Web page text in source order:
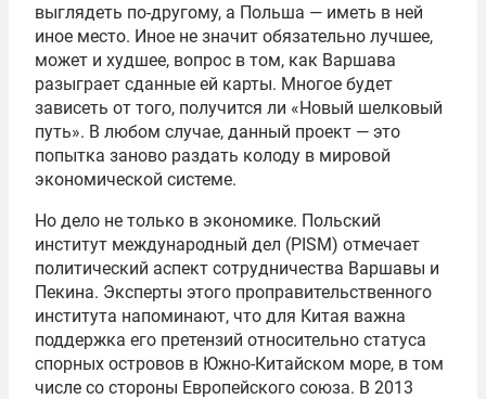
выглядеть по-другому, а Польша — иметь в ней
иное место. Иное не значит обязательно лучшее,
может и худшее, вопрос в том, как Варшава
разыграет сданные ей карты. Многое будет
зависеть от того, получится ли «Новый шелковый
путь». В любом случае, данный проект — это
попытка заново раздать колоду в мировой
экономической системе.
Но дело не только в экономике. Польский
институт международный дел (PISM) отмечает
политический аспект сотрудничества Варшавы и
Пекина. Эксперты этого проправительственного
института напоминают, что для Китая важна
поддержка его претензий относительно статуса
спорных островов в Южно-Китайском море, в том
числе со стороны Европейского союза. В 2013